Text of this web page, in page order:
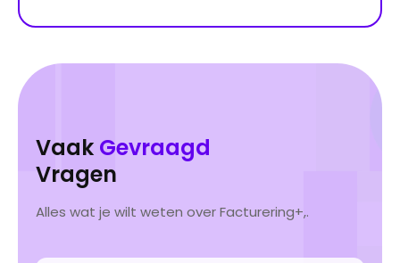
Vaak Gevraagd
Vragen
Alles wat je wilt weten over Facturering+,.